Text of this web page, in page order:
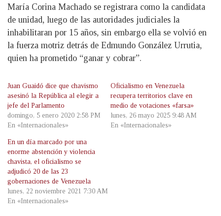
María Corina Machado se registrara como la candidata
de unidad, luego de las autoridades judiciales la
inhabilitaran por 15 años, sin embargo ella se volvió en
la fuerza motriz detrás de Edmundo González Urrutia,
quien ha prometido “ganar y cobrar”.
Juan Guaidó dice que chavismo
asesinó la República al elegir a
jefe del Parlamento
domingo, 5 enero 2020 2:58 PM
En «Internacionales»
Oficialismo en Venezuela
recupera territorios clave en
medio de votaciones «farsa»
lunes, 26 mayo 2025 9:48 AM
En «Internacionales»
En un día marcado por una
enorme abstención y violencia
chavista, el oficialismo se
adjudicó 20 de las 23
gobernaciones de Venezuela
lunes, 22 noviembre 2021 7:30 AM
En «Internacionales»